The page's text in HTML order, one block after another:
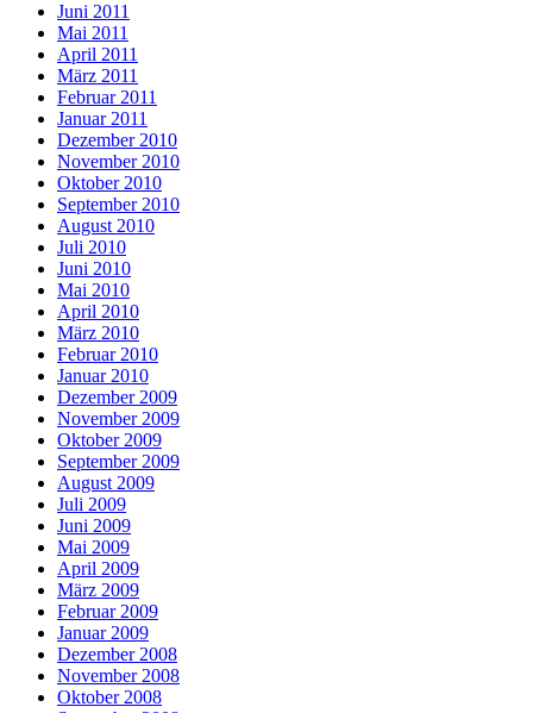
Juni 2011
Mai 2011
April 2011
März 2011
Februar 2011
Januar 2011
Dezember 2010
November 2010
Oktober 2010
September 2010
August 2010
Juli 2010
Juni 2010
Mai 2010
April 2010
März 2010
Februar 2010
Januar 2010
Dezember 2009
November 2009
Oktober 2009
September 2009
August 2009
Juli 2009
Juni 2009
Mai 2009
April 2009
März 2009
Februar 2009
Januar 2009
Dezember 2008
November 2008
Oktober 2008